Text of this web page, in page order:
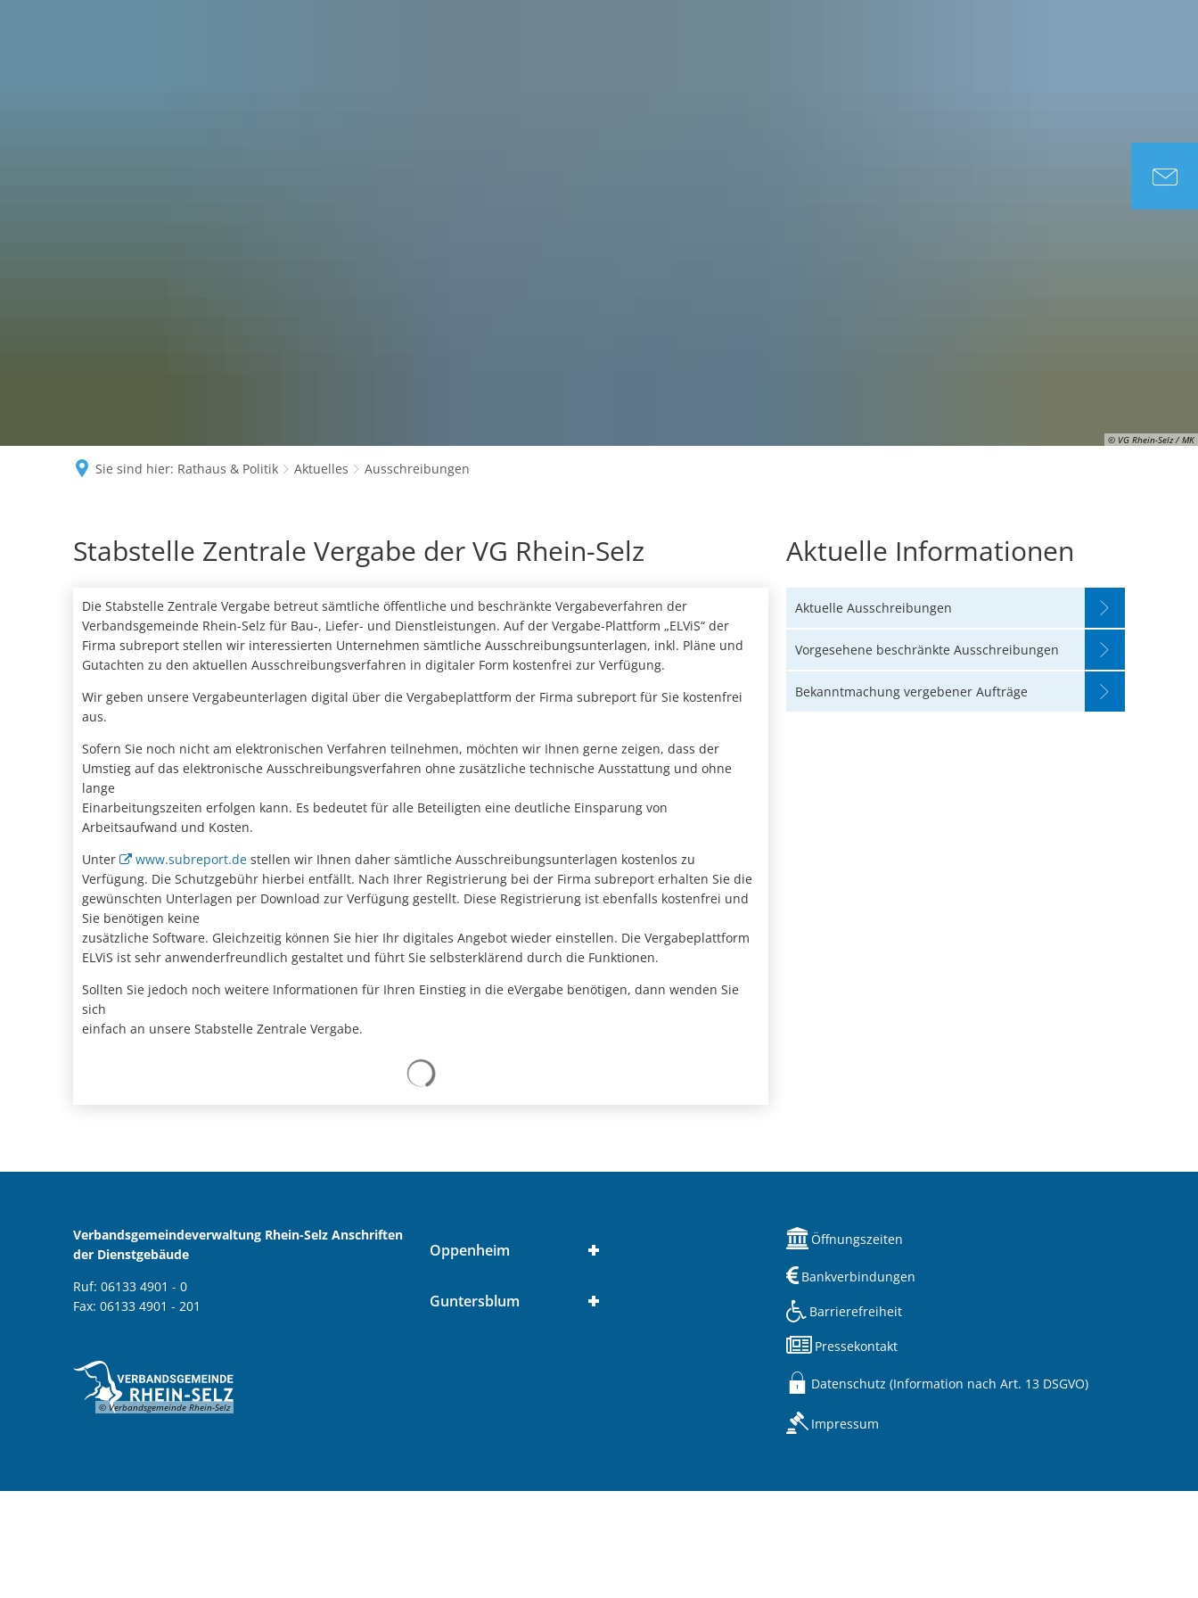
© VG Rhein-Selz / MK
Sie sind hier: Rathaus & Politik Aktuelles Ausschreibungen
Ausschreibungen
Stabstelle Zentrale Vergabe der VG Rhein-Selz
Die Stabstelle Zentrale Vergabe betreut sämtliche öffentliche und beschränkte Vergabeverfahren der
Verbandsgemeinde Rhein-Selz für Bau-, Liefer- und Dienstleistungen. Auf der Vergabe-Plattform „ELViS“ der
Firma subreport stellen wir interessierten Unternehmen sämtliche Ausschreibungsunterlagen, inkl. Pläne und
Gutachten zu den aktuellen Ausschreibungsverfahren in digitaler Form kostenfrei zur Verfügung.
Wir geben unsere Vergabeunterlagen digital über die Vergabeplattform der Firma subreport für Sie kostenfrei
aus.
Sofern Sie noch nicht am elektronischen Verfahren teilnehmen, möchten wir Ihnen gerne zeigen, dass der
Umstieg auf das elektronische Ausschreibungsverfahren ohne zusätzliche technische Ausstattung und ohne
lange
Einarbeitungszeiten erfolgen kann. Es bedeutet für alle Beteiligten eine deutliche Einsparung von
Arbeitsaufwand und Kosten.
Unter
www.subreport.destellen wir Ihnen daher sämtliche Ausschreibungsunterlagen kostenlos zu
Verfügung. Die Schutzgebühr hierbei entfällt. Nach Ihrer Registrierung bei der Firma subreport erhalten Sie die
gewünschten Unterlagen per Download zur Verfügung gestellt. Diese Registrierung ist ebenfalls kostenfrei und
Sie benötigen keine
zusätzliche Software. Gleichzeitig können Sie hier Ihr digitales Angebot wieder einstellen. Die Vergabeplattform
ELViS ist sehr anwenderfreundlich gestaltet und führt Sie selbsterklärend durch die Funktionen.
Sollten Sie jedoch noch weitere Informationen für Ihren Einstieg in die eVergabe benötigen, dann wenden Sie
sich
einfach an unsere Stabstelle Zentrale Vergabe.
Aktuelle Informationen
Aktuelle Ausschreibungen
Vorgesehene beschränkte Ausschreibungen
Bekanntmachung vergebener Aufträge
Verbandsgemeindeverwaltung Rhein-Selz Anschriften
der Dienstgebäude
Ruf: 06133 4901 - 0
Fax: 06133 4901 - 201
© Verbandsgemeinde Rhein-Selz
Oppenheim
Guntersblum
Öffnungszeiten
Bankverbindungen
Barrierefreiheit
Pressekontakt
Datenschutz (Information nach Art. 13 DSGVO)
Impressum